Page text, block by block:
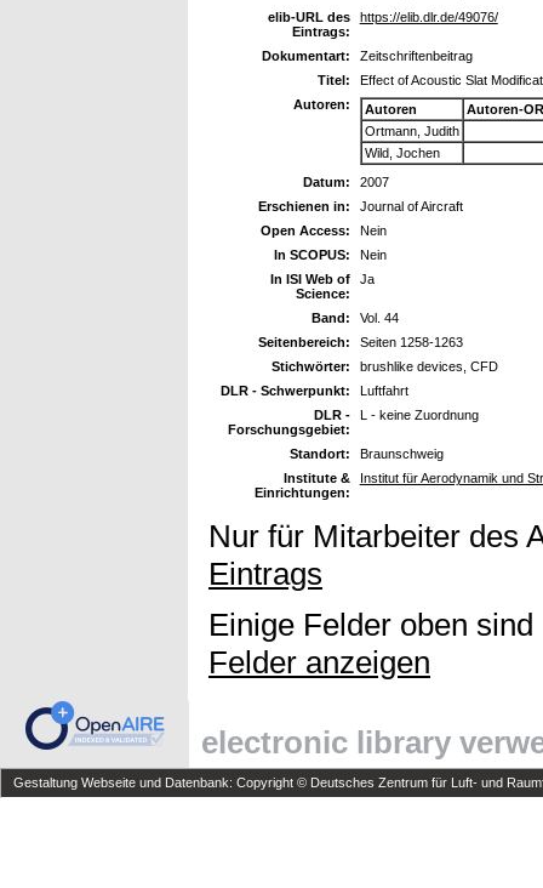
elib-URL des
Eintrags:
https://elib.dlr.de/49076/
Dokumentart:
Zeitschriftenbeitrag
Titel:
Effect of Acoustic Slat
Autoren:
Autoren
Autoren-
Ortmann, Judith
Wild, Jochen
Datum:
2007
Erschienen in:
Journal of Aircraft
Open Access:
Nein
In SCOPUS:
Nein
In ISI Web of
Science:
Ja
Band:
Vol. 44
Seitenbereich:
Seiten 1258-1263
Stichwörter:
brushlike devices, CFD
DLR - Schwerpunkt:
Luftfahrt
DLR -
Forschungsgebiet:
L - keine Zuordnung
Standort:
Braunschweig
Institute &
Einrichtungen:
Institut für Aerodynamik und
Nur für Mitarbeiter des
Eintrags
Einige Felder oben
Felder anzeigen
electronic library
Gestaltung Webseite und Datenbank: Copyright © Deutsches Zentrum für Luft- und